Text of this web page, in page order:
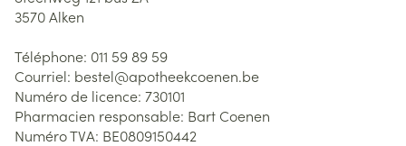
3570Alken
Téléphone: 011 59 89 59
Courriel: bestel@apotheekcoenen.be
Numéro de licence: 730101
Pharmacien responsable: Bart Coenen
Numéro TVA: BE0809150442